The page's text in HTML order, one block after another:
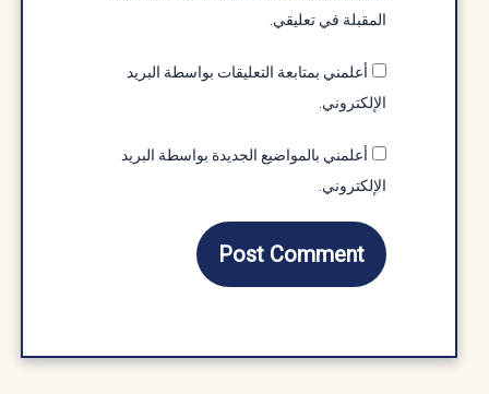
المقبلة في تعليقي.
أعلمني بمتابعة التعليقات بواسطة البريد
الإلكتروني.
أعلمني بالمواضيع الجديدة بواسطة البريد
الإلكتروني.